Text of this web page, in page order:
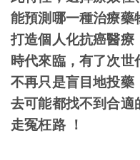
能預測哪一種治療藥
打造個人化抗癌醫療
時代來臨，有了次世
不再只是盲目地投藥
去可能都找不到合適
走冤枉路 ！